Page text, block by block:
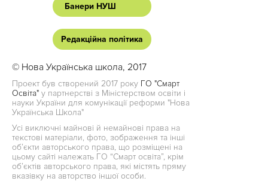
Банери НУШ
Редакційна політика
© Нова Українська школа, 2017
Проект був створений 2017 року ГО "Смарт
Освіта" у партнерстві з Міністерством освіти і
науки України для комунікації реформи "Нова
Українська Школа"
Усі виключні майнові й немайнові права на
текстові матеріали, фото, зображення та інші
об’єкти авторського права, що розміщені на
цьому сайті належать ГО “Смарт освіта”, крім
об’єктів авторського права, які містять пряму
вказівку на авторство іншої особи.